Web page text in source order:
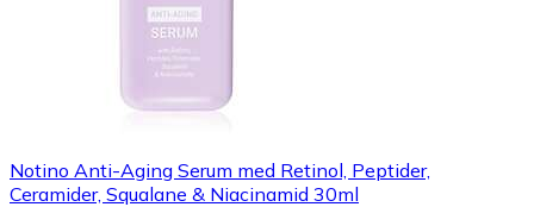
Notino Anti-Aging Serum med Retinol, Peptider,
Ceramider, Squalane & Niacinamid 30ml